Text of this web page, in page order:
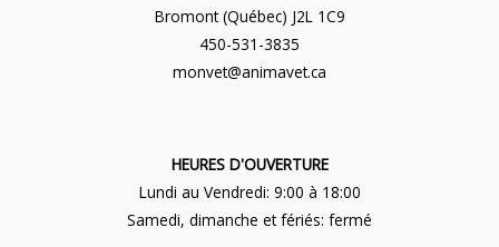
Bromont (Québec) J2L 1C9
450-531-3835
monvet@animavet.ca
HEURES D'OUVERTURE
Lundi au Vendredi: 9:00 à 18:00
Samedi, dimanche et fériés: fermé